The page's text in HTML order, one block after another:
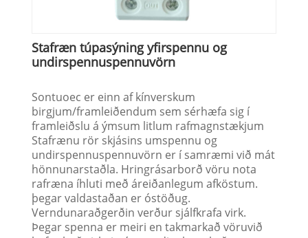
Stafræn túpasýning yfirspennu og
undirspennuspennuvörn
Sontuoec er einn af kínverskum
birgjum/framleiðendum sem sérhæfa sig í
framleiðslu á ýmsum litlum rafmagnstækjum
Stafrænu rör skjásins umspennu og
undirspennuspennuvörn er í samræmi við mát
hönnunarstaðla. Hringrásarborð vöru nota
rafræna íhluti með áreiðanlegum afköstum.
þegar valdastaðan er óstöðug.
Verndunaraðgerðin verður sjálfkrafa virk.
Þegar spenna er meiri en takmarkað vöruvið